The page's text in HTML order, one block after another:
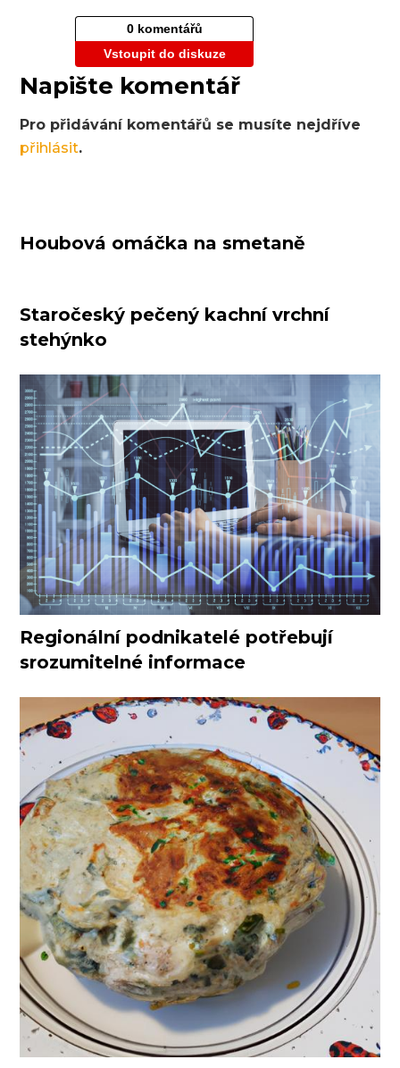
0 komentářů
Vstoupit do diskuze
Napište komentář
Pro přidávání komentářů se musíte nejdříve
přihlásit.
Houbová omáčka na smetaně
Staročeský pečený kachní vrchní
stehýnko
Regionální podnikatelé potřebují
srozumitelné informace